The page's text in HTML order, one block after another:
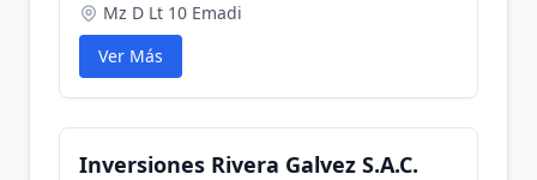
Mz D Lt 10 Emadi
Ver Más
Inversiones Rivera Galvez S.A.C.